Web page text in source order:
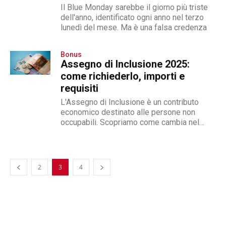
Il Blue Monday sarebbe il giorno più triste
dell'anno, identificato ogni anno nel terzo
lunedì del mese. Ma è una falsa credenza
Bonus
Assegno di Inclusione 2025:
come richiederlo, importi e
requisiti
L'Assegno di Inclusione è un contributo
economico destinato alle persone non
occupabili. Scopriamo come cambia nel
2 3 4